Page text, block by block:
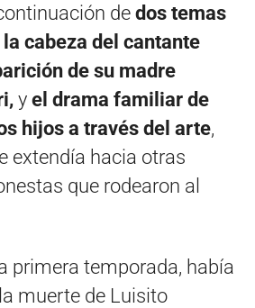
de dos temas
cabeza del cantante
de su madre
y el drama familiar de
hijos a través del arte,
extendía hacia otras
que rodearon al
primera temporada, había
muerte de Luisito